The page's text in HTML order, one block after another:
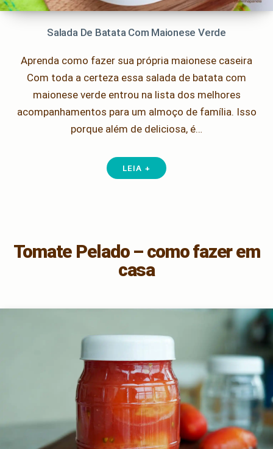
Salada De Batata Com Maionese Verde
Aprenda como fazer sua própria maionese caseira
Com toda a certeza essa salada de batata com
maionese verde entrou na lista dos melhores
acompanhamentos para um almoço de família. Isso
porque além de deliciosa, é…
LEIA +
Tomate Pelado – como fazer em
casa